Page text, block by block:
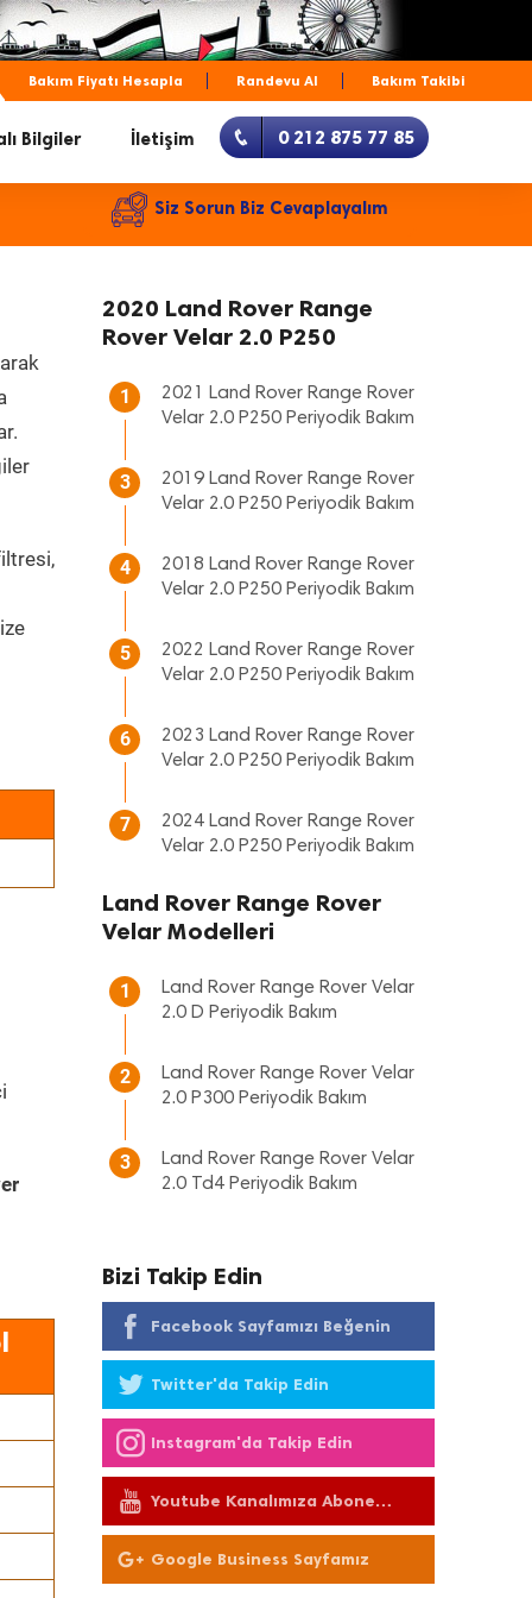
Bakım Fiyatı Hesapla Randevu Al Bakım Takibi
Bilgiler İletişim 0 212 875 77 85
Siz Sorun Biz Cevaplayalım
2020 Land Rover Range
Rover Velar 2.0 P250
1
2021 Land Rover Range Rover
Velar 2.0 P250 Periyodik Bakım
3
2019 Land Rover Range Rover
Velar 2.0 P250 Periyodik Bakım
4
2018 Land Rover Range Rover
Velar 2.0 P250 Periyodik Bakım
5
2022 Land Rover Range Rover
Velar 2.0 P250 Periyodik Bakım
6
2023 Land Rover Range Rover
Velar 2.0 P250 Periyodik Bakım
7
2024 Land Rover Range Rover
Velar 2.0 P250 Periyodik Bakım
Land Rover Range Rover
Velar Modelleri
1
Land Rover Range Rover Velar
2.0 D Periyodik Bakım
2
Land Rover Range Rover Velar
2.0 P300 Periyodik Bakım
3
Land Rover Range Rover Velar
2.0 Td4 Periyodik Bakım
Bizi Takip Edin
Facebook Sayfamızı Beğenin
Twitter'da Takip Edin
Instagram'da Takip Edin
Youtube Kanalımıza Abone
Olun
Google Business Sayfamız